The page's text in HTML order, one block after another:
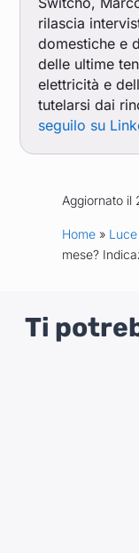
rilascia
domestiche e
delle ultime
elettricità e
tutelarsi dai
seguilo su
Aggiornato il
Home»
mese?
Ti